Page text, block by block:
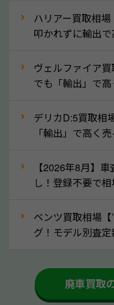
なら廃車の車も適正
拒否となった車も価
でも高価買取が可能
はWebで簡単にでき
実績」で確認できま
⑤車内の簡単な
しばらく乗っていな
が汚れていることも
す。車内の汚れは簡
多いため、査定前に
大きな汚れがない限
するケースは少ない
ハリアー買取相
叩かれずに輸出
ヴェルファイア
でも「輸出」で
デリカD:5買取相
「輸出」で高く
【2026年8月】
し！登録不要で
ベンツ買取相場
グ！モデル別査
廃車買取